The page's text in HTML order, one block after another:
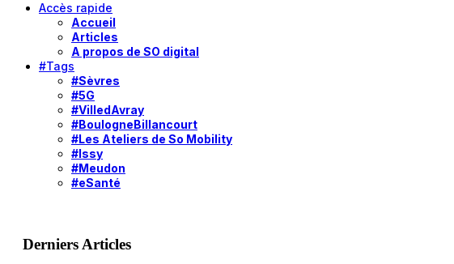
Accès rapide
Accueil
Articles
A propos de SO digital
#Tags
#Sèvres
#5G
#VilledAvray
#BoulogneBillancourt
#Les Ateliers de So Mobility
#Issy
#Meudon
#eSanté
Derniers Articles